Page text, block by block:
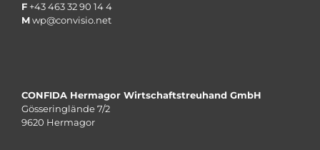
F +43 463 32 90 14 4
Mwp@convisio.net
CONFIDA Hermagor Wirtschaftstreuhand GmbH
Gösseringlände 7/2
9620 Hermagor